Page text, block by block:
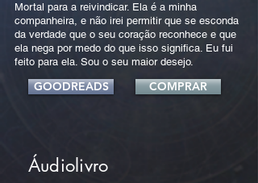
Mortal para a reivindicar. Ela é a minha
companheira, e não irei permitir que se esconda
da verdade que o seu coração reconhece e que
ela nega por medo do que isso significa. Eu fui
feito para ela. Sou o seu maior desejo.
GOODREADS COMPRAR
Áudiolivro